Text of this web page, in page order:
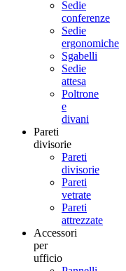
Sedie
conferenze
Sedie
ergonomiche
Sgabelli
Sedie
attesa
Poltrone
e
divani
Pareti
divisorie
Pareti
divisorie
Pareti
vetrate
Pareti
attrezzate
Accessori
per
ufficio